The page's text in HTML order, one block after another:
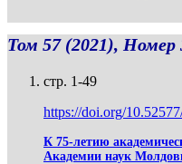
Том 57 (2021), Номер
стр. 1-49
https://doi.org/
К 75-летию
Академии наук